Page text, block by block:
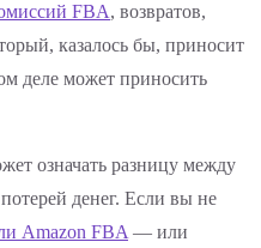
FBA, возвратов,
казалось бы, приносит
деле может приносить
означать разницу между
денег. Если вы не
Amazon FBA — или